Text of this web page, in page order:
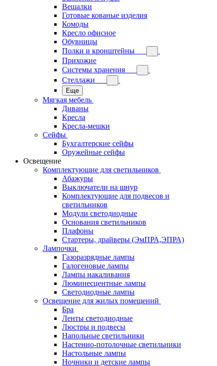
Вешалки
Готовые кованые изделия
Комоды
Кресло офисное
Обувницы
Полки и кронштейны
Прихожие
Системы хранения
Стеллажи
Еще
Мягкая мебель
Диваны
Кресла
Кресла-мешки
Сейфы
Бухгалтерские сейфы
Оружейные сейфы
Освещение
Комплектующие для светильников
Абажуры
Выключатели на шнур
Комплектующие для подвесов и
светильников
Модули светодиодные
Основания светильников
Плафоны
Стартеры, драйверы (ЭмПРА,ЭПРА)
Лампочки
Газоразрядные лампы
Галогеновые лампы
Лампы накаливания
Люминесцентные лампы
Светодиодные лампы
Освещение для жилых помещений
Бра
Ленты светодиодные
Люстры и подвесы
Напольные светильники
Настенно-потолочные светильники
Настольные лампы
Ночники и детские лампы